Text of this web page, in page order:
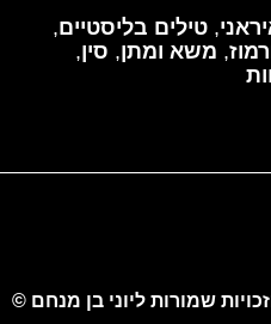
, טילים בליסטיים,
, משא ומתן, סין,
שמורות ליוני בן מנחם ©